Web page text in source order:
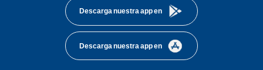
Descarga nuestra app en
Descarga nuestra app en